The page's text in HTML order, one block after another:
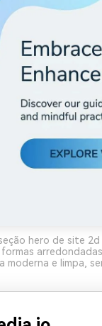
hero de site
formas
moderna e limpa,